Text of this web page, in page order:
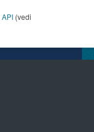
API (vedi